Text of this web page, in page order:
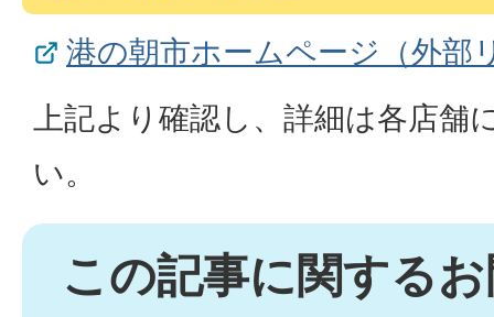
港の朝市ホームページ（外部
上記より確認し、詳細は各店舗
い。
この記事に関する